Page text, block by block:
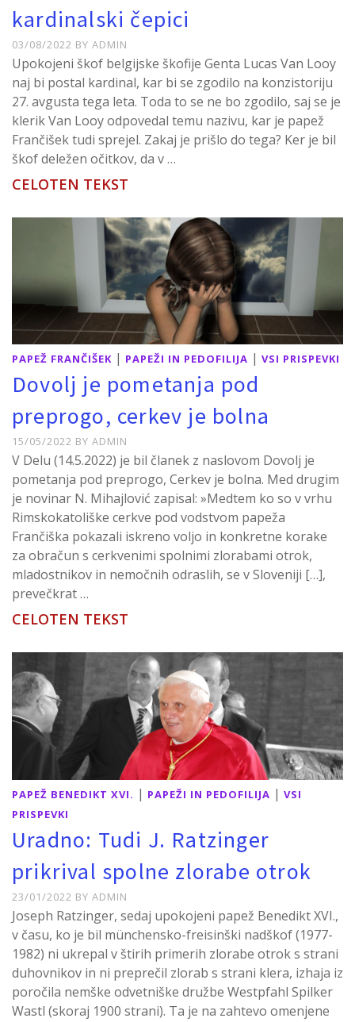
kardinalski čepici
03/08/2022 BY ADMIN
Upokojeni škof belgijske škofije Genta Lucas Van Looy
naj bi postal kardinal, kar bi se zgodilo na konzistoriju
27. avgusta tega leta. Toda to se ne bo zgodilo, saj se je
klerik Van Looy odpovedal temu nazivu, kar je papež
Frančišek tudi sprejel. Zakaj je prišlo do tega? Ker je bil
škof deležen očitkov, da v …
CELOTEN TEKST
PAPEŽ FRANČIŠEK | PAPEŽI IN PEDOFILIJA | VSI PRISPEVKI
Dovolj je pometanja pod
preprogo, cerkev je bolna
15/05/2022 BY ADMIN
V Delu (14.5.2022) je bil članek z naslovom Dovolj je
pometanja pod preprogo, Cerkev je bolna. Med drugim
je novinar N. Mihajlović zapisal: »Medtem ko so v vrhu
Rimskokatoliške cerkve pod vodstvom papeža
Frančiška pokazali iskreno voljo in konkretne korake
za obračun s cerkvenimi spolnimi zlorabami otrok,
mladostnikov in nemočnih odraslih, se v Sloveniji […],
prevečkrat …
CELOTEN TEKST
PAPEŽ BENEDIKT XVI. | PAPEŽI IN PEDOFILIJA | VSI
PRISPEVKI
Uradno: Tudi J. Ratzinger
prikrival spolne zlorabe otrok
23/01/2022 BY ADMIN
Joseph Ratzinger, sedaj upokojeni papež Benedikt XVI.,
v času, ko je bil münchensko-freisinški nadškof (1977-
1982) ni ukrepal v štirih primerih zlorabe otrok s strani
duhovnikov in ni preprečil zlorab s strani klera, izhaja iz
poročila nemške odvetniške družbe Westpfahl Spilker
Wastl (skoraj 1900 strani). Ta je na zahtevo omenjene